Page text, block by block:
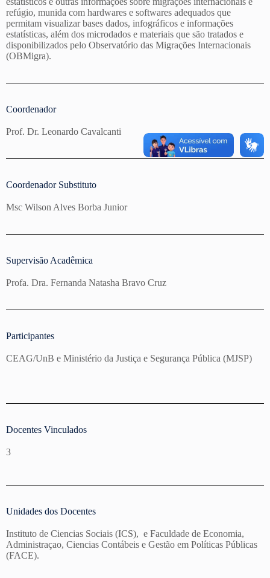
refúgio, munida com hardwares e softwares adequados que
permitam visualizar bases dados, infográficos e informações
estatísticas, além dos microdados e materiais que são tratados e
disponibilizados pelo Observatório das Migrações Internacionais
(OBMigra).
Coordenador
Prof. Dr. Leonardo Cavalcanti
Coordenador Substituto​
Msc Wilson Alves Borba Junior
Supervisão Acadêmica
Profa. Dra. Fernanda Natasha Bravo Cruz
Participantes
CEAG/UnB e Ministério da Justiça e Segurança Pública (MJSP)
Docentes Vinculados
3
Unidades dos Docentes
Instituto de Ciencias Sociais (ICS), e Faculdade de Economia,
Administraçao, Ciencias Contábeis e Gestão em Políticas Públicas
(FACE).